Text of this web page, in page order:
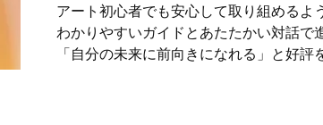
アート初心者でも安心して取り組めるよ
わかりやすいガイドとあたたかい対話で
「自分の未来に前向きになれる」と好評